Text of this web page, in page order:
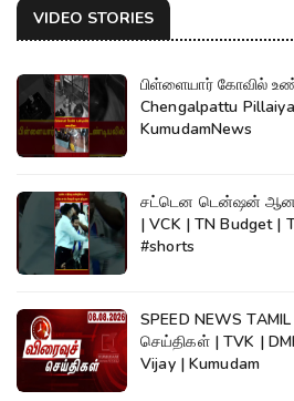
VIDEO STORIES
பிள்ளையார் கோவில்
Chengalpattu
KumudamNews
சட்டென டென்ஷன் ஆன
| VCK | TN Budget |
#shorts
SPEED NEWS
செய்திகள் | TVK |
Vijay | Kumudam